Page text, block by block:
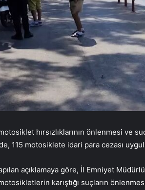
hırsızlıklarının önlenmesi ve
115 motosiklete idari para cezası
açıklamaya göre, İl Emniyet
karıştığı suçların